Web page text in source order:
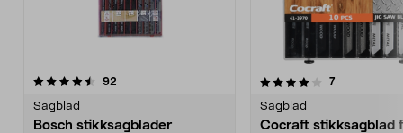
92
Sagblad
Bosch stikksagblader
4.0 av 5 stjerner 7anmeldelser
Sagblad
Cocraft stikksagblad
4.5 av 5 stjerner